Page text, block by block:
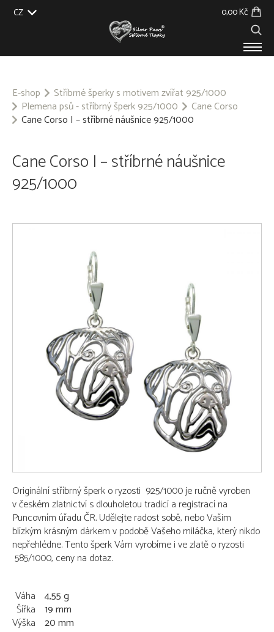
CZ
0,00 Kč
GALERIE
E-shop
Stříbrné šperky s motivem zvířat 925/1000
Plemena psů - stříbrný šperk 925/1000
Cane Corso
Cane Corso I – stříbrné náušnice 925/1000
Cane Corso I – stříbrné náušnice
925/1000
Originální stříbrný šperk o ryzosti 925/1000 je ručně vyroben
v českém zlatnictví s dlouholetou tradicí a registrací na
Puncovním úřadu ČR. Udělejte radost sobě, nebo Vašim
blízkým krásným dárkem v podobě Vašeho miláčka, který nikdo
nepřehlédne. Tento šperk Vám vyrobíme i ve zlatě o ryzosti
585/1000, ceny na dotaz.
Váha 4,55 g
Šířka 19 mm
Výška 20 mm